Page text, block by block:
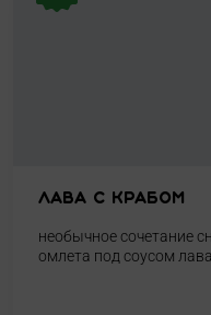
Лава с крабом
необычное сочетание
омлета под соусом лава